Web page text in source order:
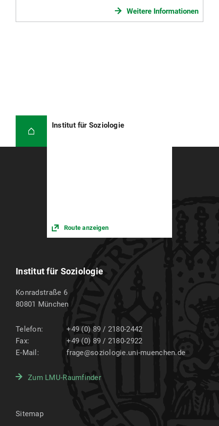
Weitere Informationen
Institut für Soziologie
Route anzeigen
Institut für Soziologie
Konradstraße 6
80801 München
Telefon:
+49 (0) 89 / 2180-2442
Fax:
+49 (0) 89 / 2180-2922
E-Mail:
frage@soziologie.uni-muenchen.de
Zum LMU-Raumfinder
Sitemap